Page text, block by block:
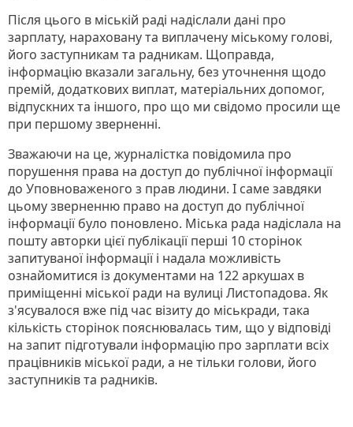
Після цього в міській раді надіслали дані про
зарплату, нараховану та виплачену міському голові,
його заступникам та радникам. Щоправда,
інформацію вказали загальну, без уточнення щодо
премій, додаткових виплат, матеріальних допомог,
відпускних та іншого, про що ми свідомо просили ще
при першому зверненні.
Зважаючи на це, журналістка повідомила про
порушення права на доступ до публічної інформації
до Уповноваженого з прав людини. І саме завдяки
цьому зверненню право на доступ до публічної
інформації було поновлено. Міська рада надіслала на
пошту авторки цієї публікації перші 10 сторінок
запитуваної інформації і надала можливість
ознайомитися із документами на 122 аркушах в
приміщенні міської ради на вулиці Листопадова. Як
з'ясувалося вже під час візиту до міськради, така
кількість сторінок пояснювалась тим, що у відповіді
на запит підготували інформацію про зарплати всіх
працівників міської ради, а не тільки голови, його
заступників та радників.